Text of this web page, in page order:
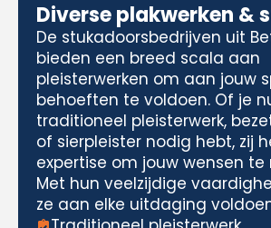
Diverse plakwerken &
De stukadoorsbedrijven uit
bieden een breed scala aan
pleisterwerken om aan jouw
behoeften te voldoen. Of je
traditioneel pleisterwerk,
of sierpleister nodig hebt, zij
expertise om jouw wensen te
Met hun veelzijdige
ze aan elke uitdaging